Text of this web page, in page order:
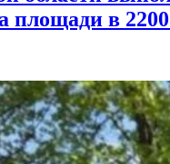
площади в